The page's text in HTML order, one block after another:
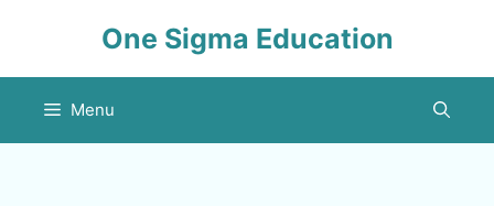
One Sigma Education
Menu